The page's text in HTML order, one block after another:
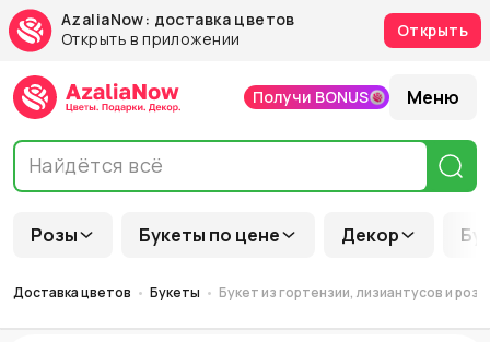
AzaliaNow: доставка цветов
Открыть в приложении
Открыть
Розы Букеты по цене Декор
Получи BONUS Меню
Доставка цветов Букеты Букет из гортензии, лизиантусов и